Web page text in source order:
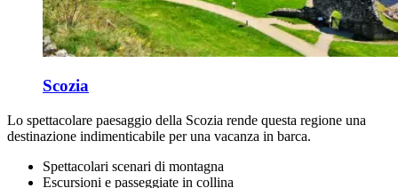
Scozia
Lo spettacolare paesaggio della Scozia rende questa regione una
destinazione indimenticabile per una vacanza in barca.
Spettacolari scenari di montagna
Escursioni e passeggiate in collina